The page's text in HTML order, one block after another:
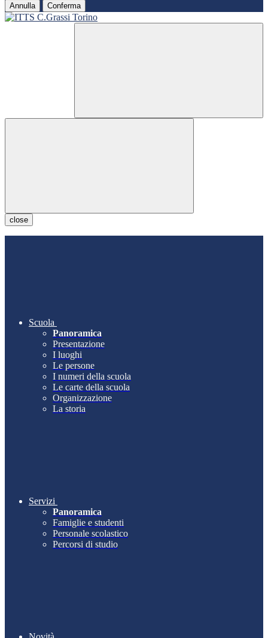
Annulla Conferma
close
Scuola
Panoramica
Presentazione
I luoghi
Le persone
I numeri della scuola
Le carte della scuola
Organizzazione
La storia
Servizi
Panoramica
Famiglie e studenti
Personale scolastico
Percorsi di studio